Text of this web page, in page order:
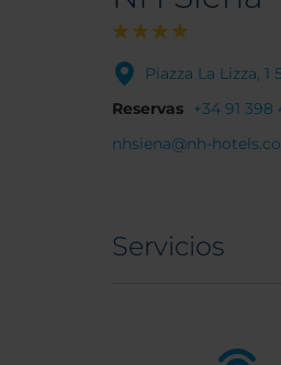
Piazza La Lizza, 1
Reservas +34 91 398
nhsiena@nh-
Servicios